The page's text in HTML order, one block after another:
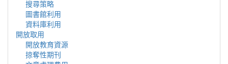
搜尋策略
圖書館利用
資料庫利用
開放取用
開放教育資源
掠奪性期刊